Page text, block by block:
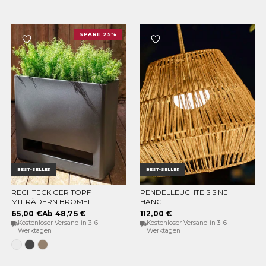
BEST-SELLER
SPARE 25%
OPTIONEN WÄHLEN
RECHTECKIGER TOPF
MIT RÄDERN BROMELIA
78
65,00 €Ab 48,75 €
Kostenloser Versand in 3-6
Werktagen
WeissAnthrazit
Taupe
BEST-SELLER
IN DEN WARENKORB
PENDELLEUCHTE SISINE
HANG
112,00 €
Kostenloser Versand in 3-6
Werktagen